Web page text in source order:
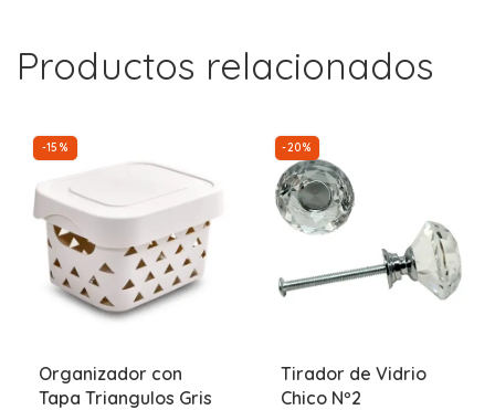
Productos relacionados
-15%
Organizador con
Tapa Triangulos Gris
-20%
Tirador de Vidrio
Chico Nº2